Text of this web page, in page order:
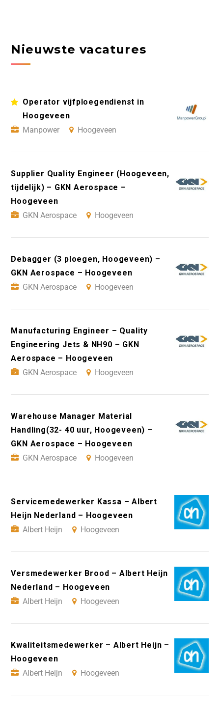
Nieuwste vacatures
Operator vijfploegendienst in
Hoogeveen
Manpower
Hoogeveen
Supplier Quality Engineer (Hoogeveen,
tijdelijk) – GKN Aerospace –
Hoogeveen
GKN Aerospace
Hoogeveen
Debagger (3 ploegen, Hoogeveen) –
GKN Aerospace – Hoogeveen
GKN Aerospace
Hoogeveen
Manufacturing Engineer – Quality
Engineering Jets & NH90 – GKN
Aerospace – Hoogeveen
GKN Aerospace
Hoogeveen
Warehouse Manager Material
Handling(32- 40 uur, Hoogeveen) –
GKN Aerospace – Hoogeveen
GKN Aerospace
Hoogeveen
Servicemedewerker Kassa – Albert
Heijn Nederland – Hoogeveen
Albert Heijn
Hoogeveen
Versmedewerker Brood – Albert Heijn
Nederland – Hoogeveen
Albert Heijn
Hoogeveen
Kwaliteitsmedewerker – Albert Heijn –
Hoogeveen
Albert Heijn
Hoogeveen